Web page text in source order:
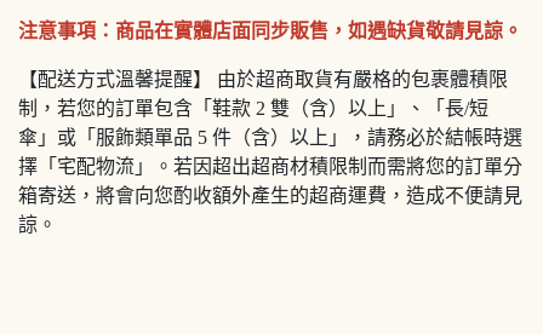
注意事項：商品在實體店面同步販售，如遇缺貨敬請見諒。
【配送方式溫馨提醒】 由於超商取貨有嚴格的包裹體積限
制，若您的訂單包含「鞋款 2 雙（含）以上」、「長/短
傘」或「服飾類單品 5 件（含）以上」，請務必於結帳時選
擇「宅配物流」。若因超出超商材積限制而需將您的訂單分
箱寄送，將會向您酌收額外產生的超商運費，造成不便請見
諒。